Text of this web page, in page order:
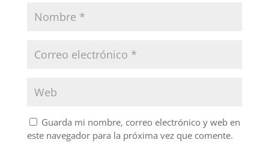
Guarda mi nombre, correo electrónico y web en
este navegador para la próxima vez que comente.